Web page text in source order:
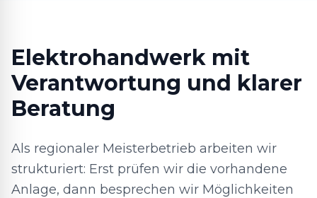
Elektrohandwerk mit
Verantwortung und klarer
Beratung
Als regionaler Meisterbetrieb arbeiten wir
strukturiert: Erst prüfen wir die vorhandene
Anlage, dann besprechen wir Möglichkeiten